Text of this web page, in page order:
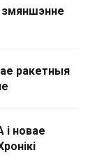
змяншэнне
ракетныя
і новае